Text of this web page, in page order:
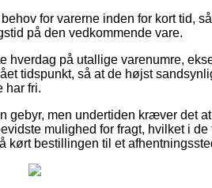
for varerne inden for kort tid,
på den vedkommende vare.
på utallige varenumre,
tidspunkt, så at de højst
har fri.
gebyr, men undertiden kræver det
mulighed for fragt, hvilket i
bestillingen til et